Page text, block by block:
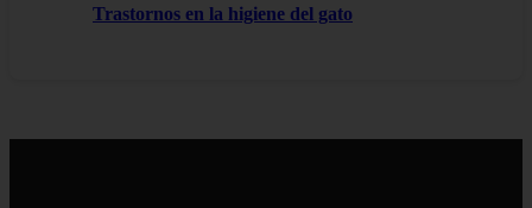
Trastornos en la higiene del gato